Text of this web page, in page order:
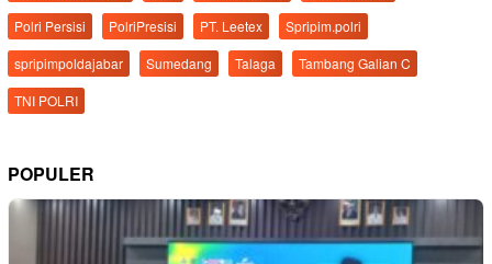
Polri Persisi
PolriPresisi PT. Leetex
Spripim.polri
spripimpoldajabar
Sumedang Talaga
Tambang Galian C
TNI POLRI
POPULER